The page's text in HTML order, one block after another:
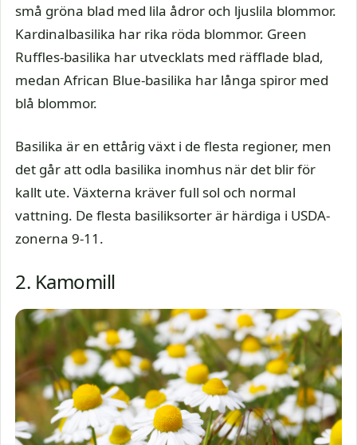
små gröna blad med lila ådror och ljuslila blommor.
Kardinalbasilika har rika röda blommor. Green
Ruffles-basilika har utvecklats med räfflade blad,
medan African Blue-basilika har långa spiror med
blå blommor.
Basilika är en ettårig växt i de flesta regioner, men
det går att odla basilika inomhus när det blir för
kallt ute. Växterna kräver full sol och normal
vattning. De flesta basiliksorter är härdiga i USDA-
zonerna 9-11.
2. Kamomill